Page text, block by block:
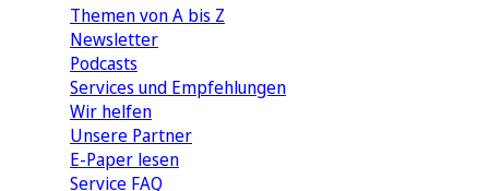
Themen von A bis Z
Newsletter
Podcasts
Services und Empfehlungen
Wir helfen
Unsere Partner
E-Paper lesen
Service FAQ